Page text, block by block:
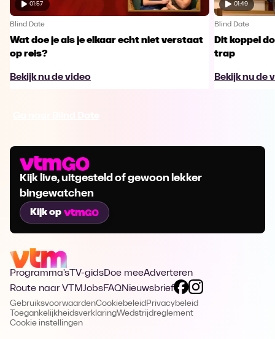
01:57
Blind Date
Wat doe je als je elkaar echt niet verstaat
op reis?
Bekijk nu de video
01:49
Blind Date
Dit koppel
trap
Bekijk nu de
Kijk live, uitgesteld of gewoon lekker
bingewatchen
Kijk op
Programma's TV-gidsDoe meeAdverteren
Route naar VTMJobsFAQNieuwsbrief
GebruiksvoorwaardenCookiebeleid Privacybeleid
ToegankelijkheidsverklaringWedstrijdreglement
Cookie instellingen